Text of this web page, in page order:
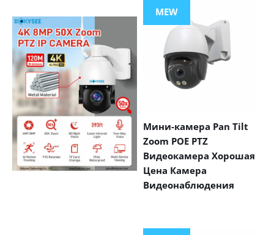
MEW
Мини-камера Pan Tilt
Zoom POE PTZ
Видеокамера Хорошая
Цена Камера
Видеонаблюдения